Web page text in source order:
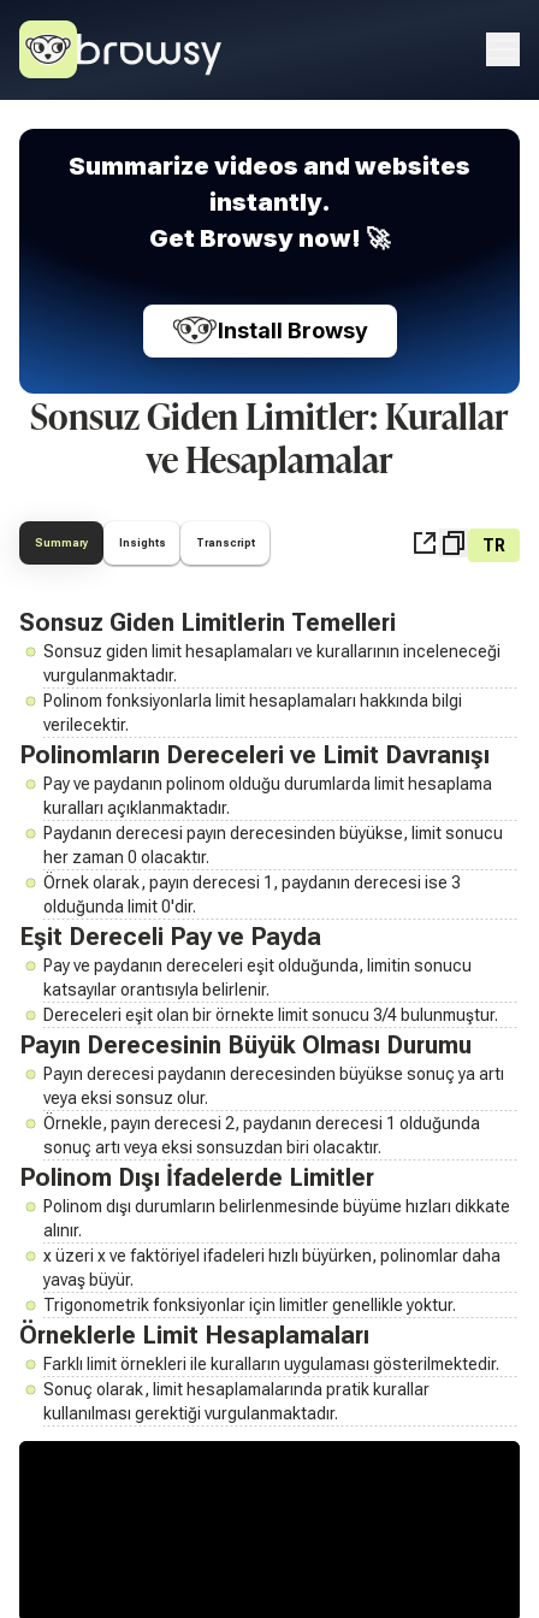
Summarize videos and websites
instantly.
Get Browsy now! 🚀
Install Browsy
Sonsuz Giden Limitler: Kurallar
ve Hesaplamalar
Summary Insights Transcript TR
Sonsuz Giden Limitlerin Temelleri
Sonsuz giden limit hesaplamaları ve kurallarının inceleneceği
vurgulanmaktadır.
Polinom fonksiyonlarla limit hesaplamaları hakkında bilgi
verilecektir.
Polinomların Dereceleri ve Limit Davranışı
Pay ve paydanın polinom olduğu durumlarda limit hesaplama
kuralları açıklanmaktadır.
Paydanın derecesi payın derecesinden büyükse, limit sonucu
her zaman 0 olacaktır.
Örnek olarak, payın derecesi 1, paydanın derecesi ise 3
olduğunda limit 0'dir.
Eşit Dereceli Pay ve Payda
Pay ve paydanın dereceleri eşit olduğunda, limitin sonucu
katsayılar orantısıyla belirlenir.
Dereceleri eşit olan bir örnekte limit sonucu 3/4 bulunmuştur.
Payın Derecesinin Büyük Olması Durumu
Payın derecesi paydanın derecesinden büyükse sonuç ya artı
veya eksi sonsuz olur.
Örnekle, payın derecesi 2, paydanın derecesi 1 olduğunda
sonuç artı veya eksi sonsuzdan biri olacaktır.
Polinom Dışı İfadelerde Limitler
Polinom dışı durumların belirlenmesinde büyüme hızları dikkate
alınır.
x üzeri x ve faktöriyel ifadeleri hızlı büyürken, polinomlar daha
yavaş büyür.
Trigonometrik fonksiyonlar için limitler genellikle yoktur.
Örneklerle Limit Hesaplamaları
Farklı limit örnekleri ile kuralların uygulaması gösterilmektedir.
Sonuç olarak, limit hesaplamalarında pratik kurallar
kullanılması gerektiği vurgulanmaktadır.